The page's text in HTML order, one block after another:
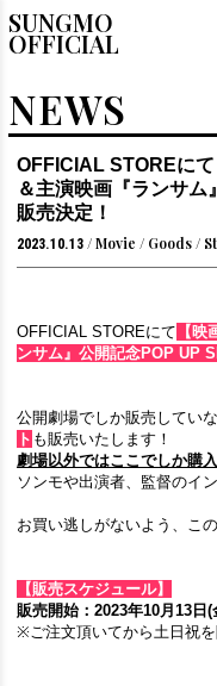
SUNGMO
OFFICIAL
NEWS
OFFICIAL STOREに
＆主演映画『ランサム
販売決定！
2023.10.13 Movie Goods
OFFICIAL STOREにて 【
ンサム』公開記念POP UP
公開劇場でしか販売してい
ト も販売いたします！
劇場以外ではここでしか購
ソンモや出演者、監督のイ
お買い逃しがないよう、こ
【販売スケジュール】
販売開始：2023年10月13日(
※ご注文頂いてから土日祝